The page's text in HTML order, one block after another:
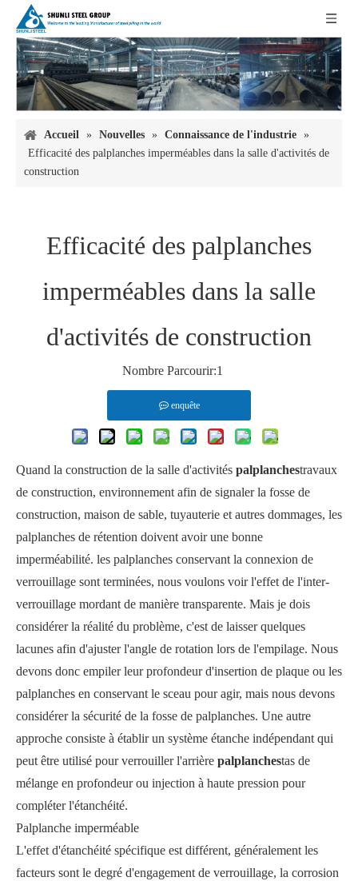
Accueil » Nouvelles » Connaissance de l'industrie »
Efficacité des palplanches imperméables dans la salle d'activités de
construction
Efficacité des palplanches
imperméables dans la salle
d'activités de construction
Nombre Parcourir:1
enquête
Quand la construction de la salle d'activités palplanchestravaux
de construction, environnement afin de signaler la fosse de
construction, maison de sable, tuyauterie et autres dommages, les
palplanches de rétention doivent avoir une bonne
imperméabilité. les palplanches conservant la connexion de
verrouillage sont terminées, nous voulons voir l'effet de l'inter-
verrouillage mordant de manière transparente. Mais je dois
considérer la réalité du problème, c'est de laisser quelques
lacunes afin d'ajuster l'angle de rotation lors de l'empilage. Nous
devons donc empiler leur profondeur d'insertion de plaque ou les
palplanches en conservant le sceau pour agir, mais nous devons
considérer la sécurité de la fosse de palplanches. Une autre
approche consiste à établir un système étanche indépendant qui
peut être utilisé pour verrouiller l'arrière palplanchestas de
mélange en profondeur ou injection à haute pression pour
compléter l'étanchéité.
Palplanche imperméable
L'effet d'étanchéité spécifique est différent, généralement les
facteurs sont le degré d'engagement de verrouillage, la corrosion